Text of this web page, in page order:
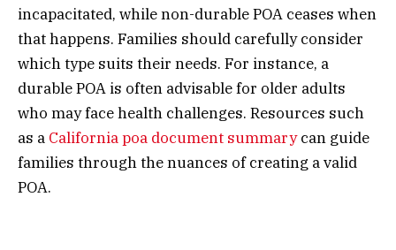
incapacitated, while non-durable POA ceases when
that happens. Families should carefully consider
which type suits their needs. For instance, a
durable POA is often advisable for older adults
who may face health challenges. Resources such
as a California poa document summarycan guide
families through the nuances of creating a valid
POA.